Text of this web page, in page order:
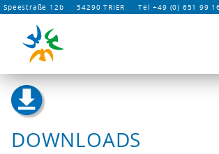
Speestraße 12b 54290 TRIER Tel +49 (0) 651 99
DOWNLOADS